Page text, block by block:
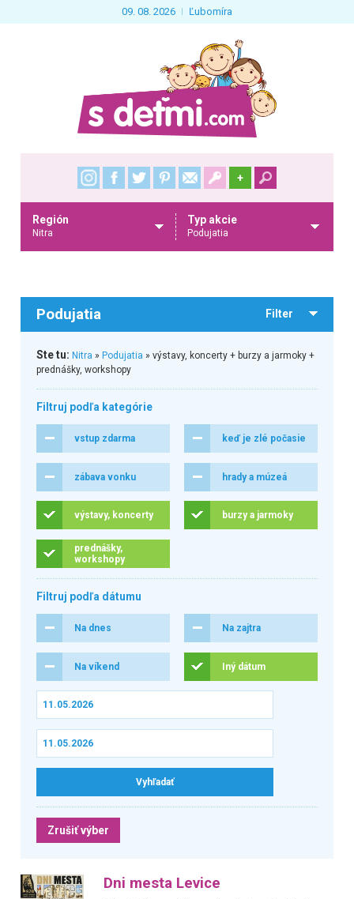
09. 08. 2026 Ľubomíra
+
Región
Nitra
Typ akcie
Podujatia
Podujatia Filter
Ste tu: Nitra » Podujatia » výstavy, koncerty + burzy a jarmoky +
prednášky, workshopy
Filtruj podľa kategórie
vstup zdarma keď je zlé počasie
zábava vonku hrady a múzeá
výstavy, koncerty burzy a jarmoky
prednášky,
workshopy
Filtruj podľa dátumu
Na dnes Na zajtra
Na víkend Iný dátum
Zrušiť výber
Dni mesta Levice